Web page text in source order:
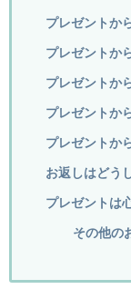
プレゼントか
プレゼントか
プレゼントか
プレゼントか
プレゼントか
お返しはどう
プレゼントは
その他の